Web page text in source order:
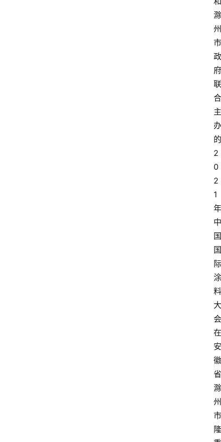
滁
州
市
政
府
联
合
主
办
的
2
0
2
1
年
中
国
国
际
涂
料
大
会
在
安
徽
省
滁
州
市
隆